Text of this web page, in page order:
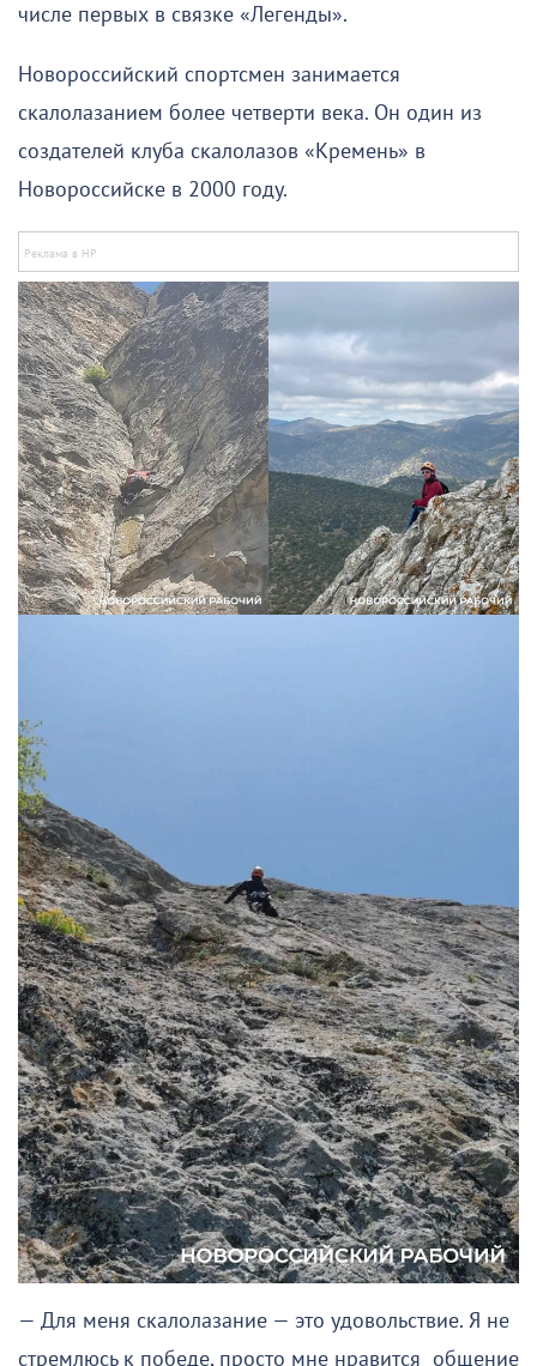
числе первых в связке «Легенды».
Новороссийский спортсмен занимается
скалолазанием более четверти века. Он один из
создателей клуба скалолазов «Кремень» в
Новороссийске в 2000 году.
— Для меня скалолазание — это удовольствие. Я не
стремлюсь к победе, просто мне нравится общение